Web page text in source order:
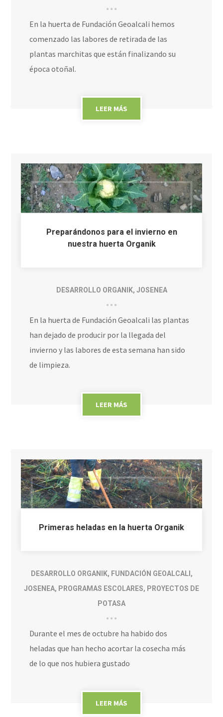
En la huerta de Fundación Geoalcali hemos
comenzado las labores de retirada de las
plantas marchitas que están finalizando su
época otoñal.
LEER MÁS
Preparándonos para el invierno en
nuestra huerta Organik
DESARROLLO ORGANIK, JOSENEA
En la huerta de Fundación Geoalcali las plantas
han dejado de producir por la llegada del
invierno y las labores de esta semana han sido
de limpieza.
LEER MÁS
Primeras heladas en la huerta Organik
DESARROLLO ORGANIK, FUNDACIÓN GEOALCALI ,
JOSENEA, PROGRAMAS ESCOLARES, PROYECTOS DE
POTASA
Durante el mes de octubre ha habido dos
heladas que han hecho acortar la cosecha más
de lo que nos hubiera gustado
LEER MÁS